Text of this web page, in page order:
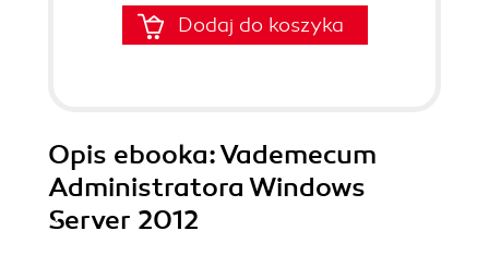
Dodaj do koszyka
Opis ebooka: Vademecum
Administratora Windows
Server 2012